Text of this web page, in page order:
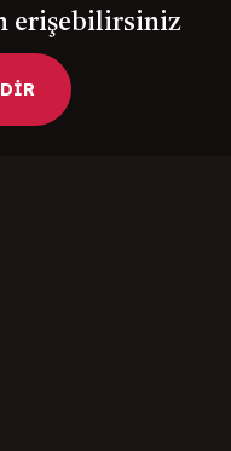
erişebilirsiniz